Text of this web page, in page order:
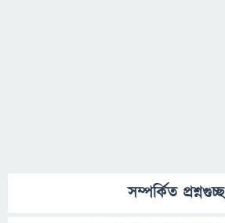
সম্পর্কিত প্রশ্নগুচ্ছ